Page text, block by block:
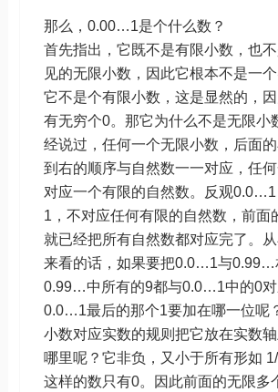
那么，0.00…1是个什么数？
首先指出，它既不是有限小数，也
见的无限小数，因此它根本不是一个
它不是个有限小数，这是显然的，
有无穷个0。那它为什么不是无限小
经说过，任何一个无限小数，后面
到右的顺序与自然数一一对应，任
对应一个有限的自然数。反观
1，不对应任何有限的自然数，前面
就已经把所有自然数都对应完了。
来看的话，如果要把0.0…1与0.99…
0.99…中所有的9都与0.0…1中的0对
0.0…1最后的那个1要加在哪一位呢
小数对应实数的规则把它放在实数
哪里呢？它非负，又小于所有形如
这样的数只有0。因此前面的无限多